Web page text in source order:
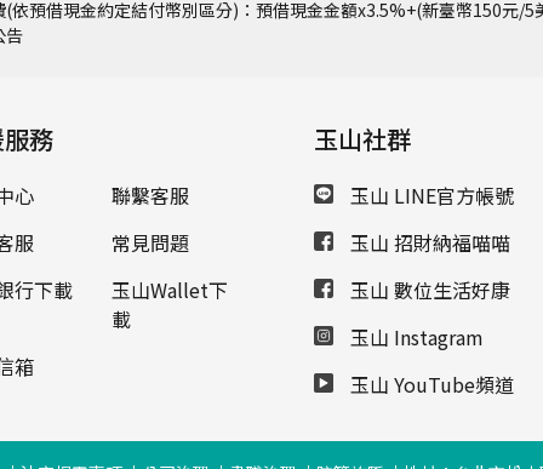
(依預借現金約定結付幣別區分)：預借現金金額x3.5%+(新臺幣150元
告
務
心
聯繫客服
服
常見問題
行下載
玉山Wallet下
載
箱
玉山社群
玉山 LINE官方帳號
玉山 招財納福喵喵
玉山 數位生活好康
玉山 Instagram
玉山 YouTube頻道